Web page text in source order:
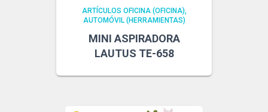
ARTÍCULOS OFICINA (OFICINA)
AUTOMÓVIL (HERRAMIENTAS)
MINI ASPIRADORA
LAUTUS TE-658